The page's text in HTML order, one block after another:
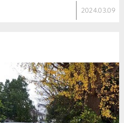
2024.03.09